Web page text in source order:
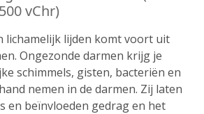
vChr)
lichamelijk lijden komt voort uit
Ongezonde darmen krijg je
schimmels, gisten, bacteriën en
nemen in de darmen. Zij laten
en beïnvloeden gedrag en het